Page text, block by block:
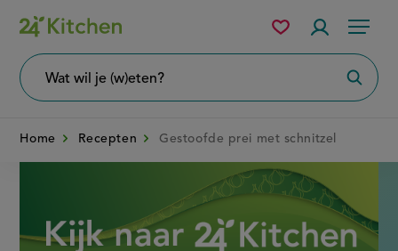
Overslaan
en
naar
Menu
wil
Mijn
bewaarde
Home Recepten Gestoofde prei met schnitzel